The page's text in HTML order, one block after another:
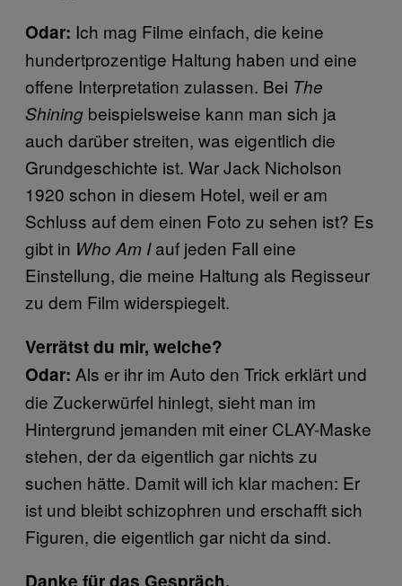
Odar: Ich mag Filme einfach, die keine
hundertprozentige Haltung haben und eine
offene Interpretation zulassen. Bei The
Shining beispielsweise kann man sich ja
auch darüber streiten, was eigentlich die
Grundgeschichte ist. War Jack Nicholson
1920 schon in diesem Hotel, weil er am
Schluss auf dem einen Foto zu sehen ist? Es
gibt in Who Am Iauf jeden Fall eine
Einstellung, die meine Haltung als Regisseur
zu dem Film widerspiegelt.
Verrätst du mir, welche?
Odar: Als er ihr im Auto den Trick erklärt und
die Zuckerwürfel hinlegt, sieht man im
Hintergrund jemanden mit einer CLAY-Maske
stehen, der da eigentlich gar nichts zu
suchen hätte. Damit will ich klar machen: Er
ist und bleibt schizophren und erschafft sich
Figuren, die eigentlich gar nicht da sind.
Danke für das Gespräch.